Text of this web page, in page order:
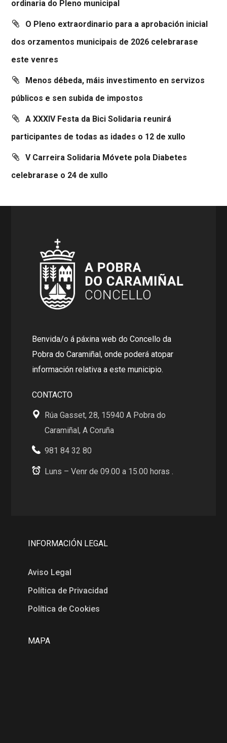
ordinaria do Pleno municipal
O Pleno extraordinario para a aprobación inicial
dos orzamentos municipais de 2026 celebrarase
este venres
Menos débeda, máis investimento en servizos
públicos e sen subida de impostos
A XXXIV Festa da Bici Solidaria reunirá
participantes de todas as idades o 12 de xullo
V Carreira Solidaria Móvete pola Diabetes
celebrarase o 24 de xullo
Benvida/o á páxina web do Concello da
Pobra do Caramiñal, onde poderá atopar
información relativa a este municipio.
CONTACTO
Rúa Gasset, 28, 15940 A Pobra do
Caramiñal, A Coruña
981 84 32 80
Luns – Venr de 09.00 a 15.00 horas .
INFORMACIÓN LEGAL
Aviso Legal
Política de Privacidad
Política de Cookies
MAPA